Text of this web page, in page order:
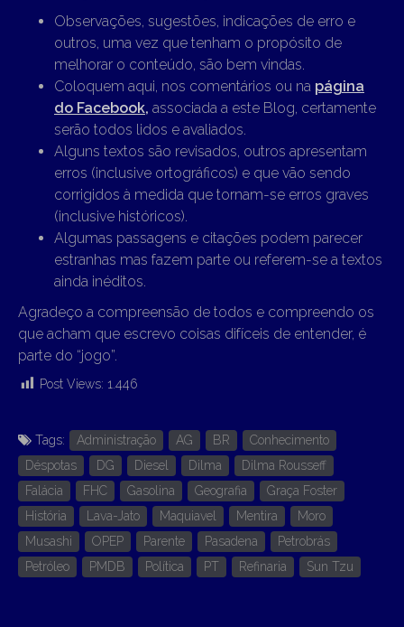
Observações, sugestões, indicações de erro e
outros, uma vez que tenham o propósito de
melhorar o conteúdo, são bem vindas.
Coloquem aqui, nos comentários ou na página
do Facebook, associada a este Blog, certamente
serão todos lidos e avaliados.
Alguns textos são revisados, outros apresentam
erros (inclusive ortográficos) e que vão sendo
corrigidos à medida que tornam-se erros graves
(inclusive históricos).
Algumas passagens e citações podem parecer
estranhas mas fazem parte ou referem-se a textos
ainda inéditos.
Agradeço a compreensão de todos e compreendo os
que acham que escrevo coisas difíceis de entender, é
parte do “jogo”.
Post Views: 1.446
Tags: Administração AG BR
Conhecimento
Déspotas
DG Diesel Dilma
Dilma Rousseff
Falácia
FHC Gasolina Geografia
Graça Foster
História
Lava-Jato Maquiavel Mentira
Moro
Musashi
OPEP Parente Pasadena
Petrobrás
Petróleo
PMDB Política PT Refinaria Sun Tzu